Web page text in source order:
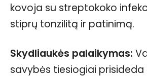
kovoja su streptokoko
stiprų tonzilitą ir patinimą.
Skydliaukės palaikymas:
savybės tiesiogiai